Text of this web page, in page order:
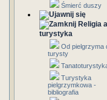
Śmierć duszy
Religia a
turystyka
Od pielgrzyma
turysty
Turystyka
pielgrzymkowa -
bibliografia